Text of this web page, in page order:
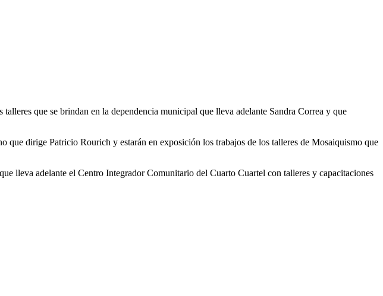
que se brindan en la dependencia municipal que lleva adelante Sandra Correa y que
dirige Patricio Rourich y estarán en exposición los trabajos de los talleres de Mosaiquismo que
lleva adelante el Centro Integrador Comunitario del Cuarto Cuartel con talleres y capacitaciones